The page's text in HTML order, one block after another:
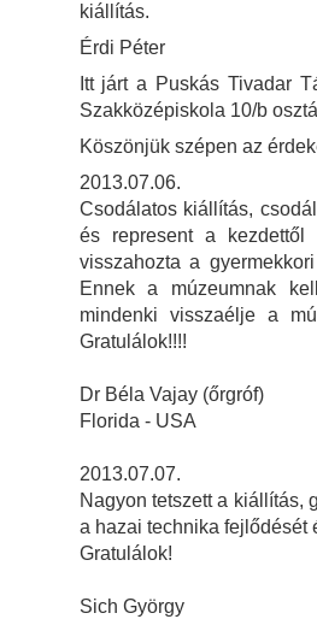
kiállítás.
Érdi Péter
Itt járt a Puskás Tivadar
Szakközépiskola 10/b
Köszönjük szépen az
2013.07.06.
Csodálatos kiállítás,
és represent a
visszahozta a
Ennek a múzeumnak
mindenki visszaélje a
Gratulálok!!!!
Dr Béla Vajay (őrgróf)
Florida - USA
2013.07.07.
Nagyon tetszett a kiállítás,
a hazai technika fejlődését
Gratulálok!
Sich György